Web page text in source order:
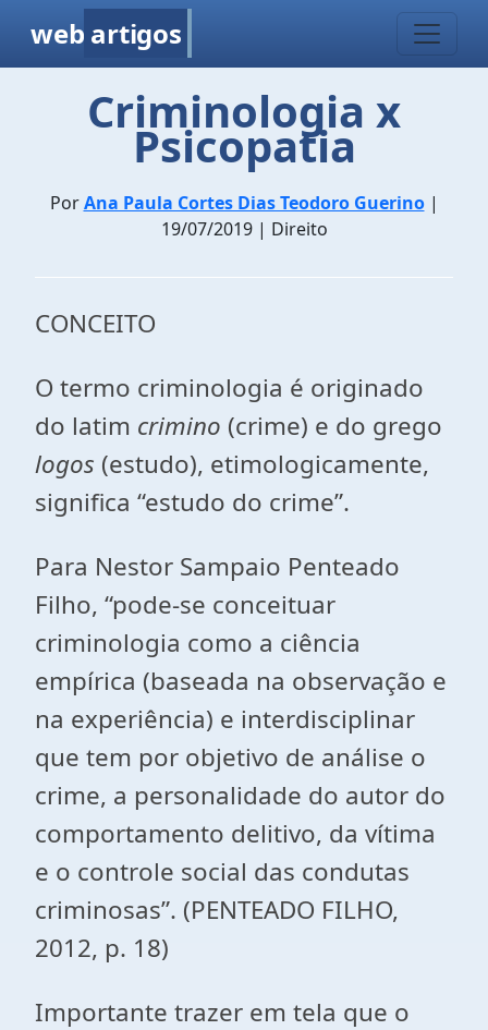
web artigos
Criminologia x
Psicopatia
PorAna Paula Cortes Dias Teodoro Guerino|
19/07/2019 | Direito
CONCEITO
O termo criminologia é originado
do latim crimino (crime) e do grego
logos (estudo), etimologicamente,
significa “estudo do crime”.
Para Nestor Sampaio Penteado
Filho, “pode-se conceituar
criminologia como a ciência
empírica (baseada na observação e
na experiência) e interdisciplinar
que tem por objetivo de análise o
crime, a personalidade do autor do
comportamento delitivo, da vítima
e o controle social das condutas
criminosas”. (PENTEADO FILHO,
2012, p. 18)
Importante trazer em tela que o